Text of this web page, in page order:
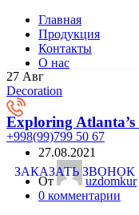
Главная
Продукция
Контакты
О нас
+998(99)799 50 67
ЗАКАЗАТЬ ЗВОНОК
27 Авг
Decoration
Exploring Atlanta’s
27.08.2021
От
uzdomkur
0 комментарии